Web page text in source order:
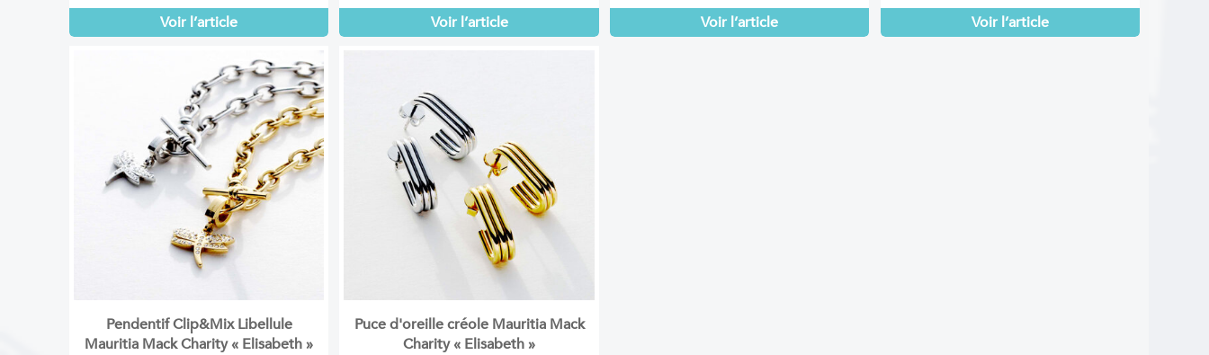
Voir l’article
Voir l’article
Voir l’article
Voir l’article
Pendentif Clip&Mix Libellule
Mauritia Mack Charity « Elisabeth »
Puce d'oreille créole Mauritia Mack
Charity « Elisabeth »